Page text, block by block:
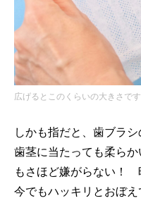
広げるとこのくらいの大きさです
しかも指だと、歯ブラ
歯茎に当たっても柔ら
もさほど嫌がらない！
今でもハッキリとおぼ